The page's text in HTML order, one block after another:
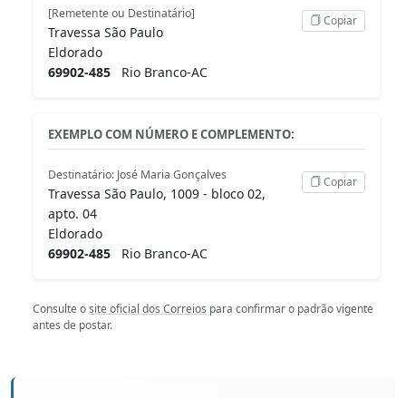
[Remetente ou Destinatário]
Travessa São Paulo
Eldorado
69902-485 Rio Branco-AC
Copiar
EXEMPLO COM NÚMERO E COMPLEMENTO:
Destinatário: José Maria Gonçalves
Travessa São Paulo, 1009 - bloco 02,
apto. 04
Eldorado
69902-485 Rio Branco-AC
Copiar
Consulte osite oficial dos Correios para confirmar o padrão vigente
antes de postar.